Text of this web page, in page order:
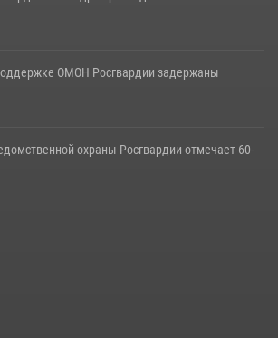
ОМОН Росгвардии задержаны
охраны Росгвардии отмечает 60-